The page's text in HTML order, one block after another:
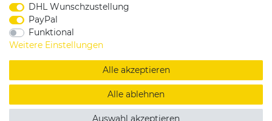
Widerrufsrecht |
Impressum
Copyright by König Design
DESIGNED BYKS-COMMERCE
DHL Wunschzustellung
PayPal
Funktional
Weitere Einstellungen
Alle akzeptieren
Alle ablehnen
Auswahl akzeptieren